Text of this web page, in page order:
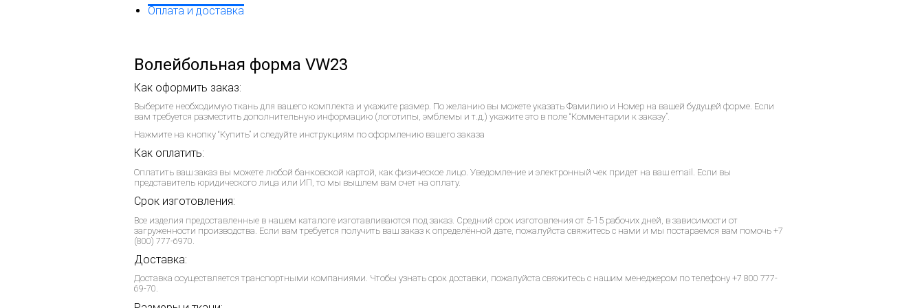
Оплата и доставка
Волейбольная форма VW23
Как оформить заказ:
Выберите необходимую ткань для вашего комплекта и укажите размер. По желанию вы можете указать Фамилию и Номер на вашей будущей форме. Если
вам требуется разместить дополнительную информацию (логотипы, эмблемы и т.д.) укажите это в поле “Комментарии к заказу”.
Нажмите на кнопку “Купить” и следуйте инструкциям по оформлению вашего заказа
Как оплатить:
Оплатить ваш заказ вы можете любой банковской картой, как физическое лицо. Уведомление и электронный чек придет на ваш email. Если вы
представитель юридического лица или ИП, то мы вышлем вам счет на оплату.
Срок изготовления:
Все изделия предоставленные в нашем каталоге изготавливаются под заказ. Средний срок изготовления от 5-15 рабочих дней, в зависимости от
загруженности производства. Если вам требуется получить ваш заказ к определённой дате, пожалуйста свяжитесь с нами и мы постараемся вам помочь +7
(800) 777-6970.
Доставка:
Доставка осуществляется транспортными компаниями. Чтобы узнать срок доставки, пожалуйста свяжитесь с нашим менеджером по телефону +7 800 777-
69-70.